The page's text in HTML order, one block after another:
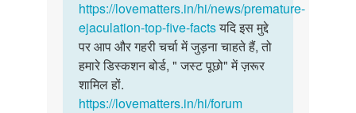
https://lovematters.in/hi/news/premature-
ejaculation-top-five-factsयदि इस मुद्दे
पर आप और गहरी चर्चा में जुड़ना चाहते हैं, तो
हमारे डिस्कशन बोर्ड, " जस्ट पूछो" में ज़रूर
शामिल हों.
https://lovematters.in/hi/forum